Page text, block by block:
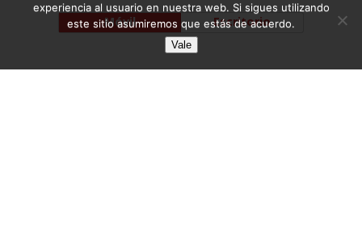
Móvil Escritorio
experiencia al usuario en nuestra web. Si sigues utilizando
este sitio asumiremos que estás de acuerdo.
Vale